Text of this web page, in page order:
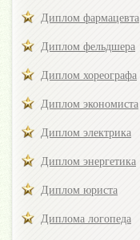
Диплом фармацевта
Диплом фельдшера
Диплом хореографа
Диплом экономиста
Диплом электрика
Диплом энергетика
Диплом юриста
Диплома логопеда